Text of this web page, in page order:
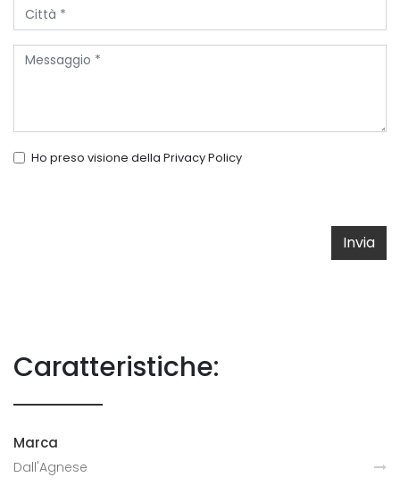
Ho preso visione della Privacy Policy
Invia
Caratteristiche:
Marca
Dall'Agnese